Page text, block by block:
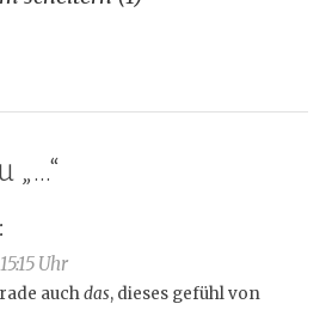
„…“
Uhr
auchdas, dieses gefühl von